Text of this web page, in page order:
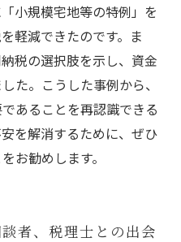
小規模宅地等の特例」を
軽減できたのです。ま
税の選択肢を示し、資金
た。こうした事例から、
あることを再認識できる
を解消するために、ぜひ
お勧めします。
者、税理士との出会